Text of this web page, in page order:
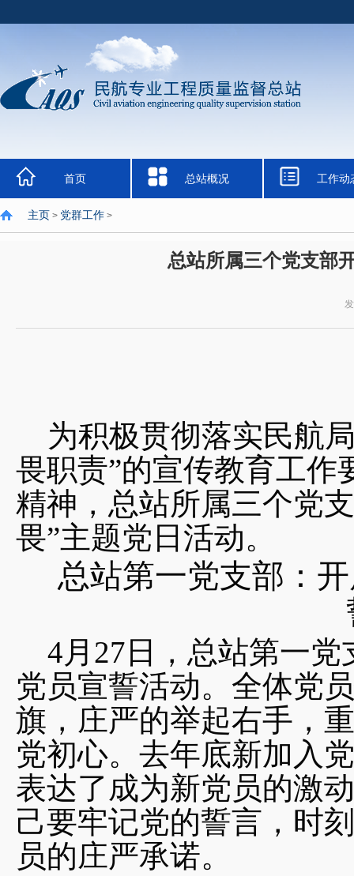
首页 总站概况 工作动
主页 > 党群工作 >
总站所属三个党支部
为积极贯彻落实民航
畏职责”的宣传教育工作
精神，总站所属三个党
畏”主题党日活动。
总站第一党支部：
4月27日，总站第一
党员宣誓活动。全体党
旗，庄严的举起右手，
党初心。去年底新加入
表达了成为新党员的激
己要牢记党的誓言，时
员的庄严承诺。